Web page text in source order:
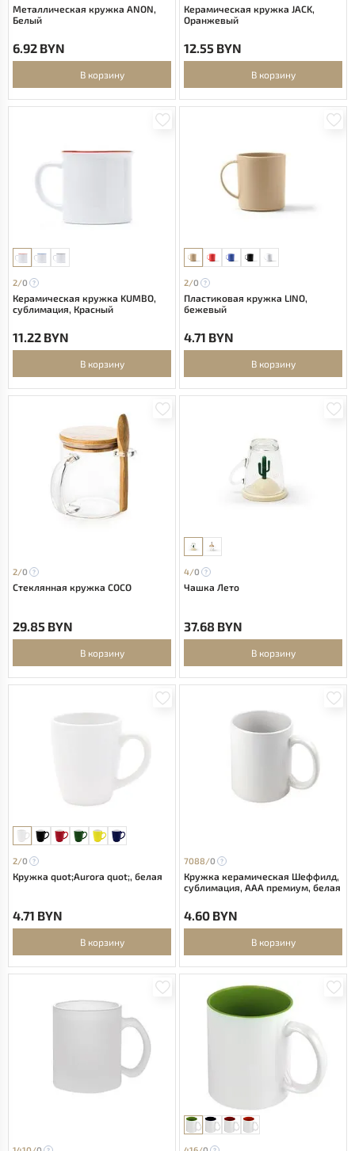
Металлическая кружка ANON,
Белый
6.92 BYN
В корзину
Керамическая кружка JACK,
Оранжевый
12.55 BYN
В корзину
2/0
Керамическая кружка KUMBO,
сублимация, Красный
11.22 BYN
В корзину
2/0
Пластиковая кружка LINO,
бежевый
4.71 BYN
В корзину
2/0
Стеклянная кружка COCO
29.85 BYN
В корзину
4/0
Чашка Лето
37.68 BYN
В корзину
2/0
Кружка quot;Aurora quot;, белая
4.71 BYN
В корзину
7088/0
Кружка керамическая Шеффилд,
сублимация, ААА премиум, белая
4.60 BYN
В корзину